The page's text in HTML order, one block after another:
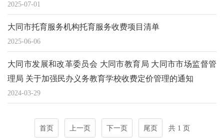
2025-07-01
大同市托育服务机构托育服务收费项目清单
2025-06-06
大同市发展和改革委员会 大同市教育局 大同市市场监督管
理局 关于加强民办义务教育学校收费定价管理的通知
2024-03-29
首页 上一页 下一页 尾页 共 1 页